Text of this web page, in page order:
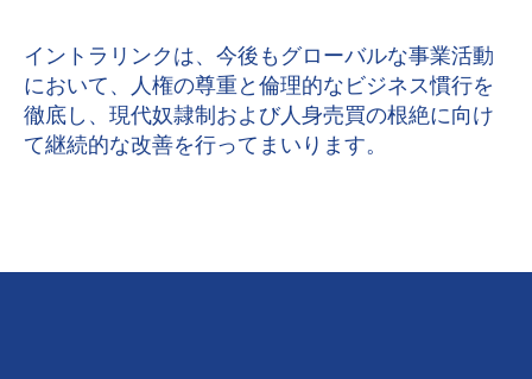
イントラリンクは、今後もグローバルな事業活動
において、人権の尊重と倫理的なビジネス慣行を
徹底し、現代奴隷制および人身売買の根絶に向け
て継続的な改善を行ってまいります。